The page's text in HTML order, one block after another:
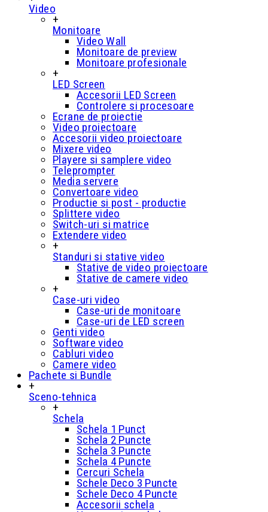
Video
+
Monitoare
Video Wall
Monitoare de preview
Monitoare profesionale
+
LED Screen
Accesorii LED Screen
Controlere si procesoare
Ecrane de proiectie
Video proiectoare
Accesorii video proiectoare
Mixere video
Playere si samplere video
Teleprompter
Media servere
Convertoare video
Productie si post - productie
Splittere video
Switch-uri si matrice
Extendere video
+
Standuri si stative video
Stative de video proiectoare
Stative de camere video
+
Case-uri video
Case-uri de monitoare
Case-uri de LED screen
Genti video
Software video
Cabluri video
Camere video
Pachete si Bundle
+
Sceno-tehnica
+
Schela
Schela 1 Punct
Schela 2 Puncte
Schela 3 Puncte
Schela 4 Puncte
Cercuri Schela
Schele Deco 3 Puncte
Schele Deco 4 Puncte
Accesorii schela